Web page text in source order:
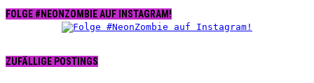
FOLGE #NEONZOMBIE AUF INSTAGRAM!
ZUFÄLLIGE POSTINGS